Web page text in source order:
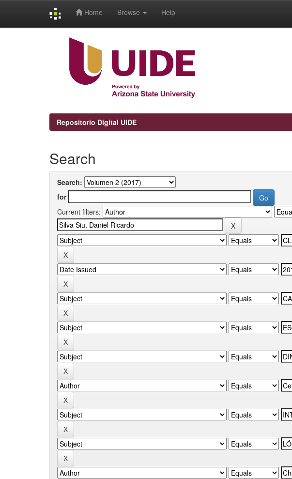
Home Browse Help
Repositorio Digital UIDE
Search
Search:
for
Current filters: